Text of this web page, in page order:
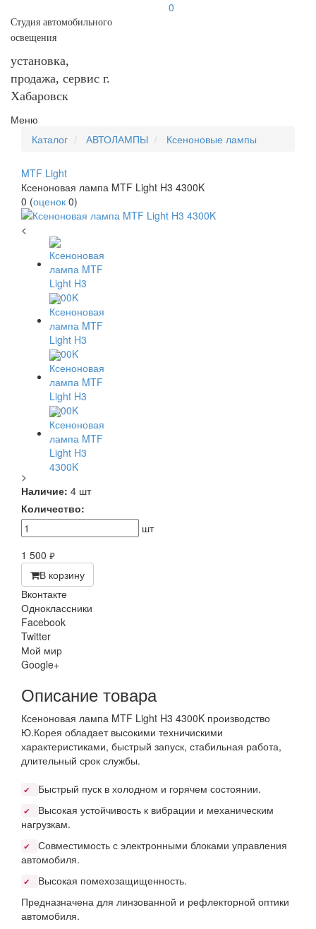
Студия автомобильного
освещения
установка,
продажа, сервис г.
Хабаровск
0
Меню
Каталог
АВТОЛАМПЫ Ксеноновые лампы
MTF Light
Ксеноновая лампа MTF Light H3 4300K
0 (оценок 0)
<
>
Наличие: 4 шт
Количество:
шт
1 500 руб.
В корзину
Вконтакте
Одноклассники
Facebook
Twitter
Мой мир
Google+
Описание товара
Ксеноновая лампа MTF Light H3 4300K производство
Ю.Корея обладает высокими техничискими
характеристиками, быстрый запуск, стабильная работа,
длительный срок службы.
✔ Быстрый пуск в холодном и горячем состоянии.
✔
Высокая устойчивость к вибрации и механическим
нагрузкам.
✔
Совместимость с электронными блоками управления
автомобиля.
✔
Высокая помехозащищенность.
Предназначена для линзованной и рефлекторной оптики
автомобиля.